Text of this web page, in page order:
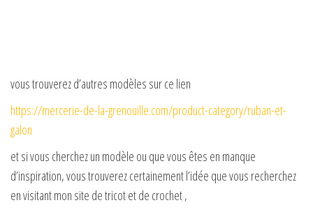
vous trouverez d’autres modèles sur ce lien
https://mercerie-de-la-grenouille.com/product-category/ruban-et-
galon
et si vous cherchez un modèle ou que vous êtes en manque
d’inspiration, vous trouverez certainement l’idée que vous recherchez
en visitant mon site de tricot et de crochet ,